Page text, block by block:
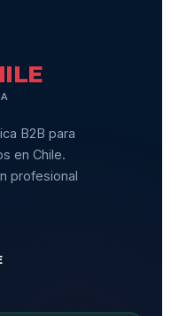
B2B para
en Chile.
profesional